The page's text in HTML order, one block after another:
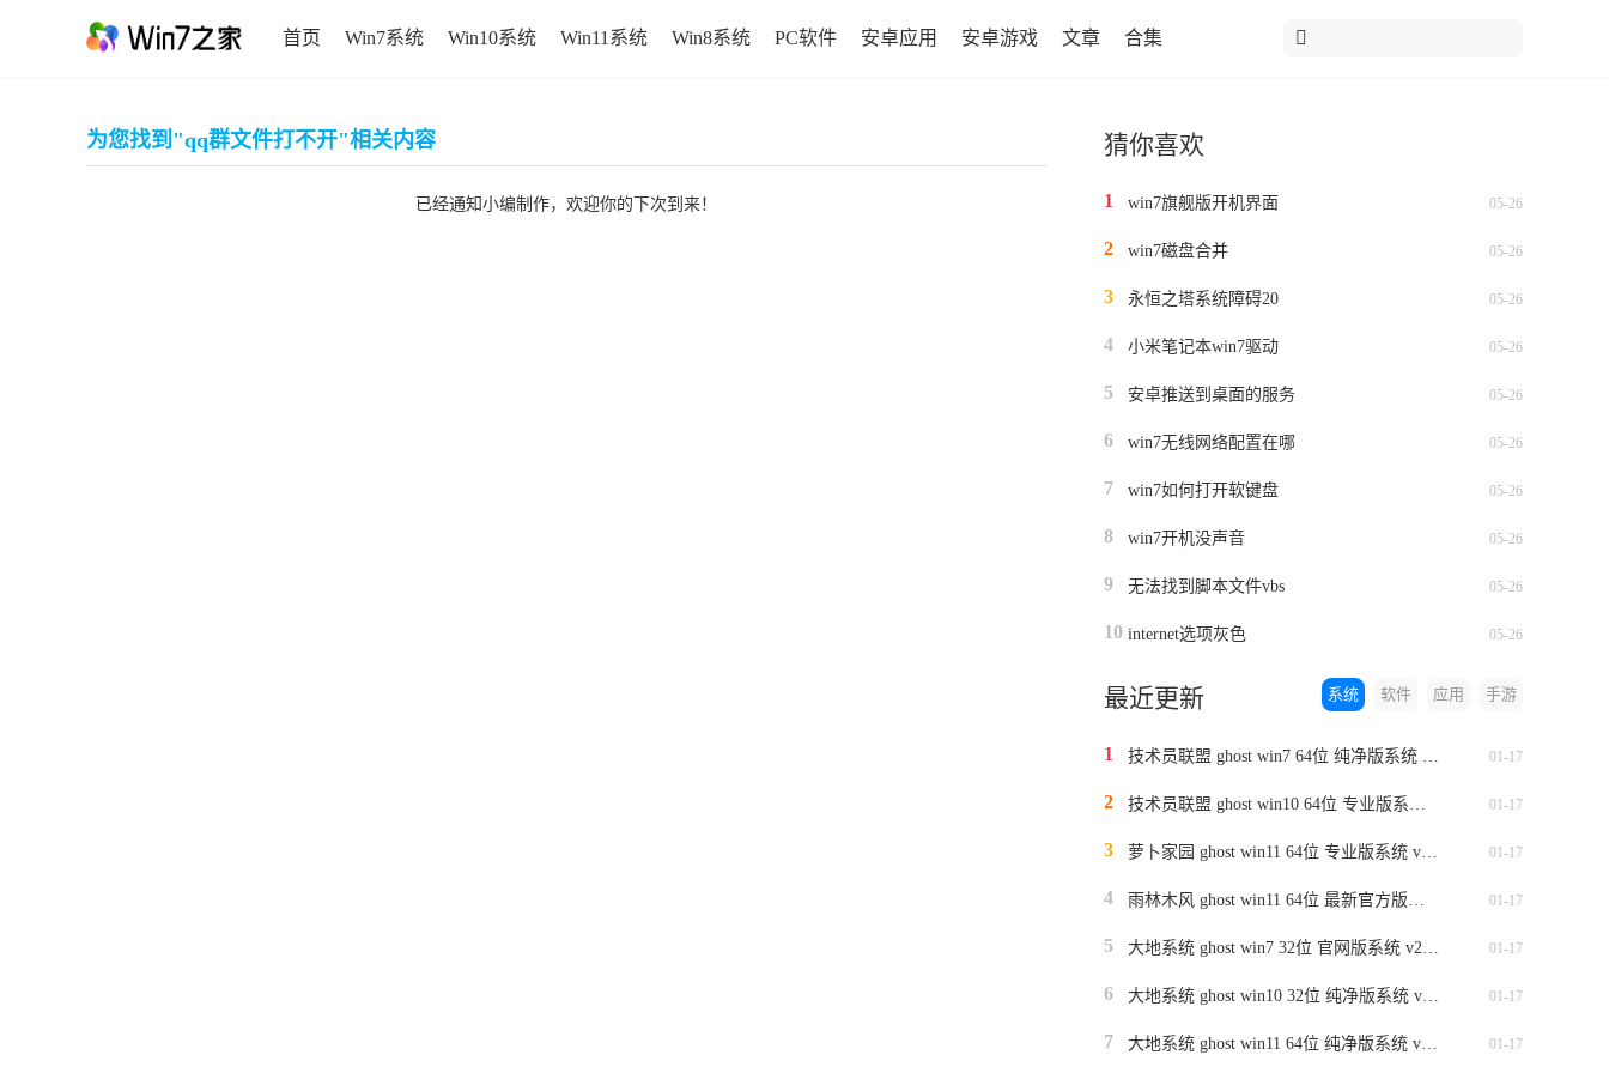
首页 Win7系统 Win10系统 Win11系统 Win8系统 PC软件 安卓应用 安卓游戏 文章 合集
为您找到"qq群文件打不开"相关内容
已经通知小编制作，欢迎你的下次到来！
猜你喜欢
1 win7旗舰版开机界面 05-26
2 win7磁盘合并 05-26
3 永恒之塔系统障碍20 05-26
4 小米笔记本win7驱动 05-26
5 安卓推送到桌面的服务 05-26
6 win7无线网络配置在哪 05-26
7 win7如何打开软键盘 05-26
8 win7开机没声音 05-26
9 无法找到脚本文件vbs 05-26
10 internet选项灰色 05-26
最近更新 手游
应用
软件
系统
1 技术员联盟 ghost win7 64位 纯净版系统 v2024.1 01-17
2 技术员联盟 ghost win10 64位 专业版系统 v2024.1 01-17
3 萝卜家园 ghost win11 64位 专业版系统 v2024.1 01-17
4 雨林木风 ghost win11 64位 最新官方版系统 v2024.1 01-17
5 大地系统 ghost win7 32位 官网版系统 v2024.1 01-17
6 大地系统 ghost win10 32位 纯净版系统 v2024.1 01-17
7 大地系统 ghost win11 64位 纯净版系统 v2024.1 01-17